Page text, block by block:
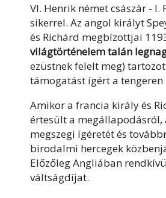
VI. Henrik német császár -
sikerrel. Az angol királyt
és Richárd megbízottjai
világtörténelem talán
ezüstnek felelt meg)
támogatást ígért a
Amikor a francia király és
értesült a megállapodásról,
megszegi ígéretét és
birodalmi hercegek
Előzőleg Angliában
váltságdíjat.